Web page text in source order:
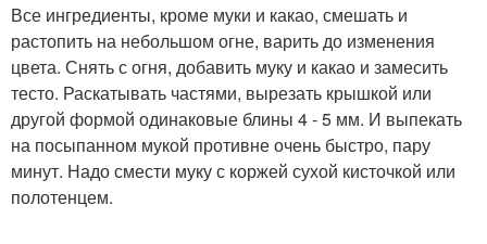
Все ингредиенты, кроме муки и какао, смешать и
растопить на небольшом огне, варить до изменения
цвета. Снять с огня, добавить муку и какао и замесить
тесто. Раскатывать частями, вырезать крышкой или
другой формой одинаковые блины 4 - 5 мм. И выпекать
на посыпанном мукой противне очень быстро, пару
минут. Надо смести муку с коржей сухой кисточкой или
полотенцем.